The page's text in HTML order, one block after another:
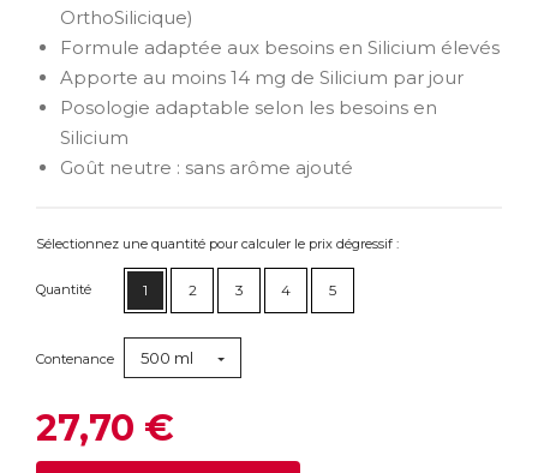
OrthoSilicique)
Formule adaptée aux besoins en Silicium élevés
Apporte au moins 14 mg de Silicium par jour
Posologie adaptable selon les besoins en
Silicium
Goût neutre : sans arôme ajouté
Sélectionnez une quantité pour calculer le prix dégressif :
Quantité 1 2 3 4 5
Contenance 500 ml
27,70 €